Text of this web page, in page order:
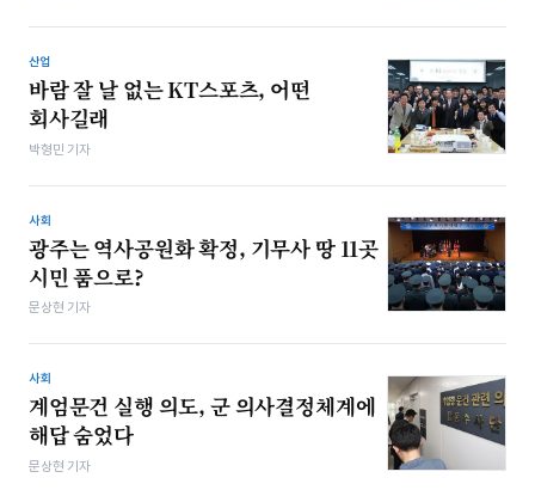
산업
바람 잘 날 없는 KT스포츠, 어떤
회사길래
박형민 기자
사회
광주는 역사공원화 확정, 기무사 땅 11곳
시민 품으로?
문상현 기자
사회
계엄문건 실행 의도, 군 의사결정체계에
해답 숨었다
문상현 기자